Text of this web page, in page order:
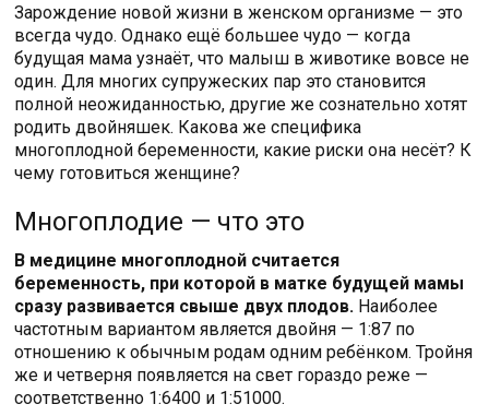
Зарождение новой жизни в женском организме — это
всегда чудо. Однако ещё большее чудо — когда
будущая мама узнаёт, что малыш в животике вовсе не
один. Для многих супружеских пар это становится
полной неожиданностью, другие же сознательно хотят
родить двойняшек. Какова же специфика
многоплодной беременности, какие риски она несёт? К
чему готовиться женщине?
Многоплодие — что это
В медицине многоплодной считается
беременность, при которой в матке будущей мамы
сразу развивается свыше двух плодов. Наиболее
частотным вариантом является двойня — 1:87 по
отношению к обычным родам одним ребёнком. Тройня
же и четверня появляется на свет гораздо реже —
соответственно 1:6400 и 1:51000.